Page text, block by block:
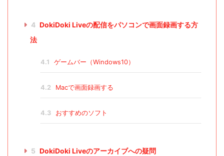
4 DokiDoki Liveの配信をパソコンで画面録画する方
法
4.1 ゲームバー（Windows10）
4.2 Macで画面録画する
4.3 おすすめのソフト
5 DokiDoki Liveのアーカイブへの疑問